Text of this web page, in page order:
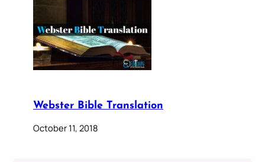
Webster Bible Translation
October 11, 2018